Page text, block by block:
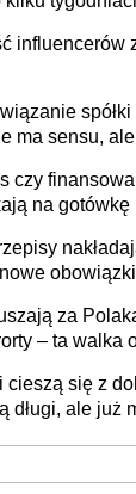
influencerów
ma sensu,
czy
na gotówkę
za
– ta walka
cieszą się z
długi, ale już